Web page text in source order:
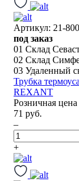
Артикул: 21-
под заказ
01 Склад
02 Склад
03 Удаленный
Трубка
REXANT
Розничная цена
71 руб.
–
+